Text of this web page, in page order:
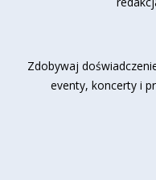
Zdobywaj
eventy, koncerty i